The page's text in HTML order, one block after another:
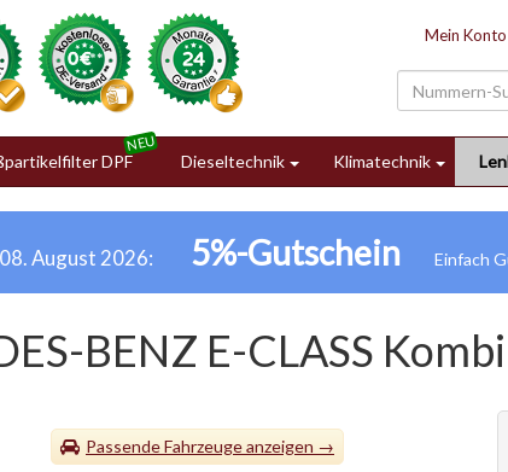
Mein Konto
DPF Dieseltechnik Klimatechnik
August 2026: 5%-Gutschein
BENZ E-CLASS
Passende Fahrzeuge